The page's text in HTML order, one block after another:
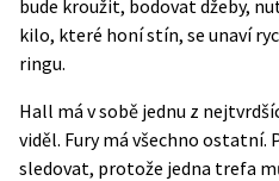
bude kroužit, bodovat džeby,
kilo, které honí stín, se unaví
ringu.
Hall má v sobě jednu z
viděl. Fury má všechno
sledovat, protože jedna trefa